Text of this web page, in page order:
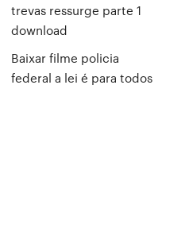
trevas ressurge parte 1
download
Baixar filme policia
federal a lei é para todos